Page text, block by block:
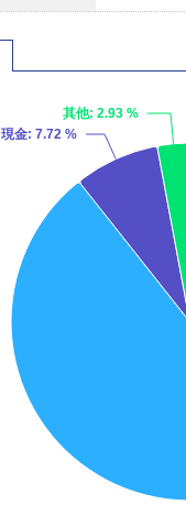
現金: 7.72 %
其他: 2.93 %